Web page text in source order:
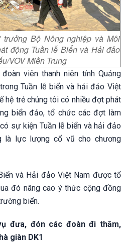
Bộ Nông nghiệp và Môi
động Tuần lễ Biển và Hải đảo
VOV Miền Trung
viên thanh niên tỉnh Quảng
Tuần lễ biển và hải đảo Việt
hệ trẻ chúng tôi có nhiều đợt phát
biển đảo, tổ chức các đợt làm
sự kiện Tuần lễ biển và hải đảo
là lực lượng cổ vũ cho chương
và Hải đảo Việt Nam được tổ
đó nâng cao ý thức cộng đồng
biển.
đưa, đón các đoàn đi thăm,
giàn DK1